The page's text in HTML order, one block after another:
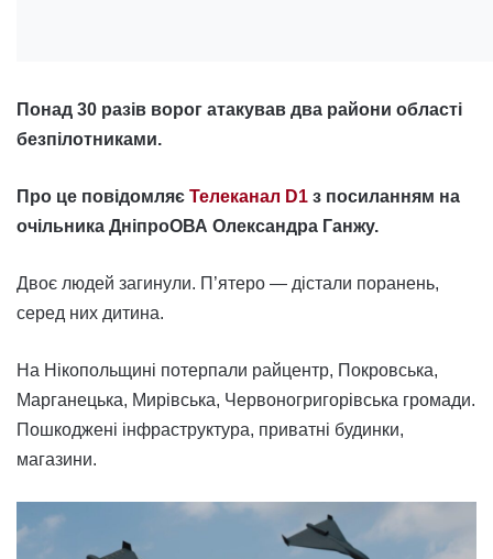
Понад 30 разів ворог атакував два райони області
безпілотниками.
Про це повідомляє Телеканал D1 з посиланням на
очільника ДніпроОВА Олександра Ганжу.
Двоє людей загинули. П’ятеро — дістали поранень,
серед них дитина.
На Нікопольщині потерпали райцентр, Покровська,
Марганецька, Мирівська, Червоногригорівська громади.
Пошкоджені інфраструктура, приватні будинки,
магазини.